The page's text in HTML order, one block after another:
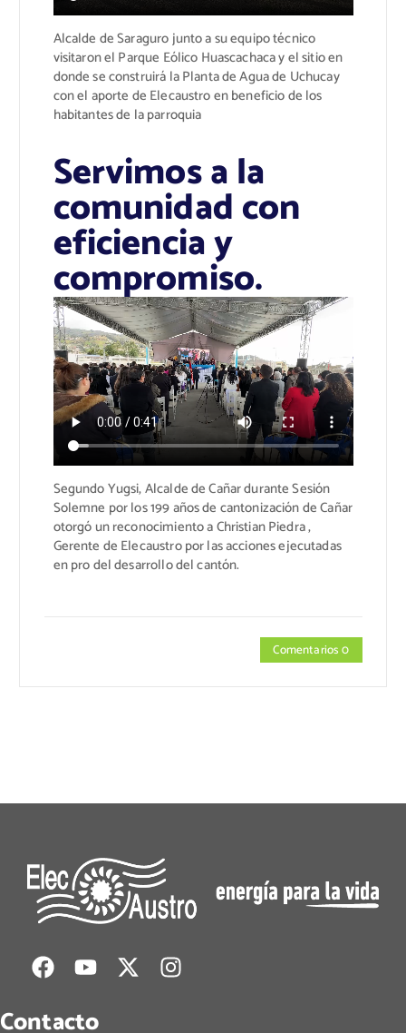
Alcalde de Saraguro junto a su equipo técnico
visitaron el Parque Eólico Huascachaca y el sitio en
donde se construirá la Planta de Agua de Uchucay
con el aporte de Elecaustroen beneficio de los
habitantes de la parroquia
Servimos a la
comunidad con
eficiencia y
compromiso.
Segundo Yugsi, Alcalde de Cañar durante Sesión
Solemne por los 199 años de cantonización de Cañar
otorgó un reconocimiento a Christian Piedra,
Gerente de Elecaustropor las acciones ejecutadas
en pro del desarrollo del cantón.
Comentarios 0
Contacto